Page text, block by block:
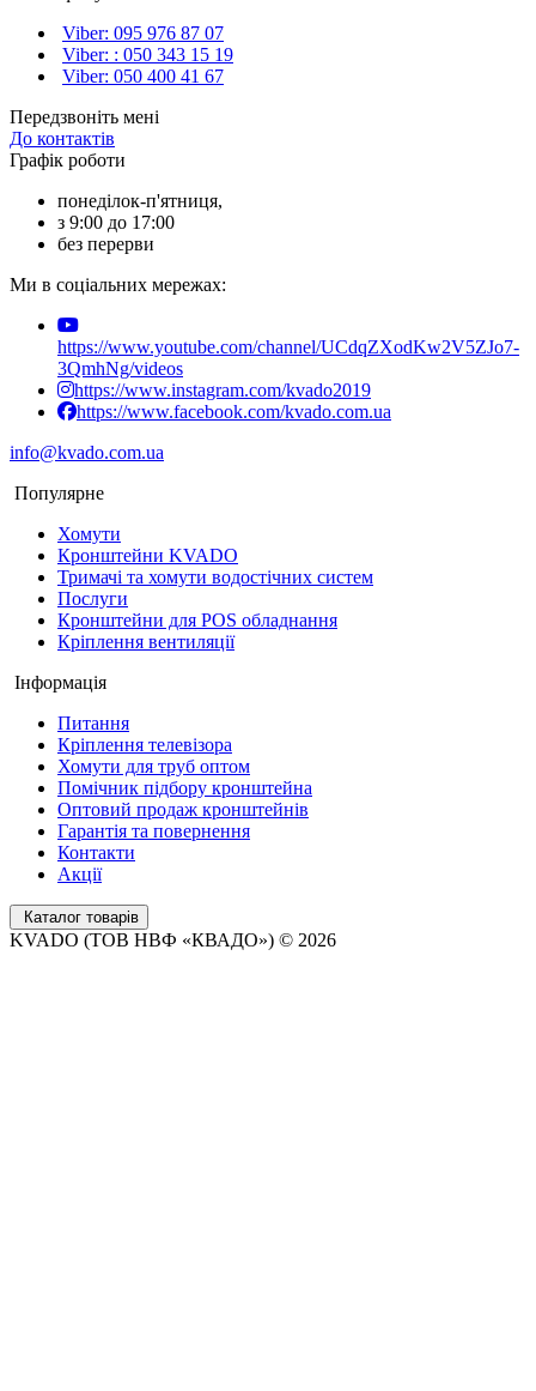
Viber: 095 976 87 07
Viber: : 050 343 15 19‬
Viber: 050 400 41 67
Передзвоніть мені
До контактів
Графік роботи
понеділок-п'ятниця,
з 9:00 до 17:00
без перерви
Ми в соціальних мережах:
https://www.youtube.com/channel/UCdqZXodKw2V5ZJo7-
3QmhNg/videos
https://www.instagram.com/kvado2019
https://www.facebook.com/kvado.com.ua
info@kvado.com.ua
Популярне
Хомути
Кронштейни KVADO
Тримачі та хомути водостічних систем
Послуги
Кронштейни для POS обладнання
Кріплення вентиляції
Інформація
Питання
Кріплення телевізора
Хомути для труб оптом
Помічник підбору кронштейна
Оптовий продаж кронштейнів
Гарантія та повернення
Контакти
Акції
Каталог товарів
KVADO (ТОВ НВФ «КВАДО») © 2026